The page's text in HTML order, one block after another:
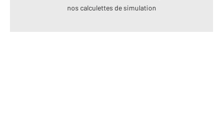
nos calculettes de simulation